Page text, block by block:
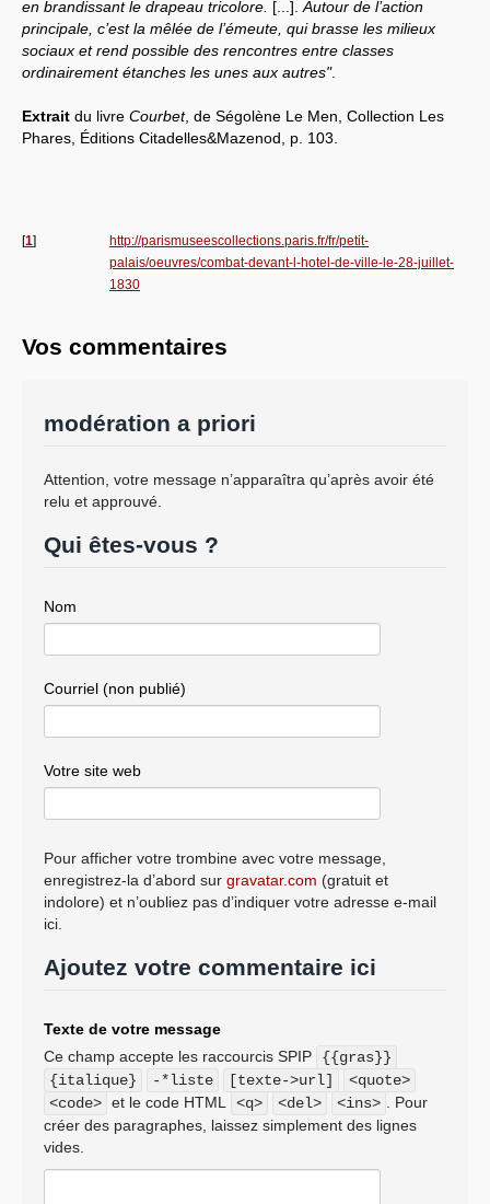
en brandissant le drapeau tricolore. [...]. Autour de l’action
principale, c’est la mêlée de l’émeute, qui brasse les milieux
sociaux et rend possible des rencontres entre classes
ordinairement étanches les unes aux autres".
Extrait du livre Courbet, de Ségolène Le Men, Collection Les
Phares, Éditions Citadelles&Mazenod, p. 103.
[1]
http://parismuseescollections.paris.fr/fr/petit-
palais/oeuvres/combat-devant-l-hotel-de-ville-le-28-juillet-
1830
Vos commentaires
modération a priori
Attention, votre message n’apparaîtra qu’après avoir été
relu et approuvé.
Qui êtes-vous ?
Nom
Courriel (non publié)
Votre site web
Pour afficher votre trombine avec votre message,
enregistrez-la d’abord sur gravatar.com (gratuit et
indolore) et n’oubliez pas d’indiquer votre adresse e-mail
ici.
Ajoutez votre commentaire ici
Texte de votre message
Ce champ accepte les raccourcis SPIP
{{gras}}
{italique}
-*liste [texte->url]
<quote>
<code> et le code HTML <q> <del> <ins>
. Pour
créer des paragraphes, laissez simplement des lignes
vides.